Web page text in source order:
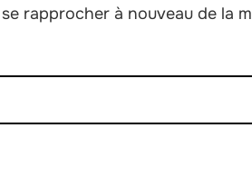
rapprocher à nouveau de la